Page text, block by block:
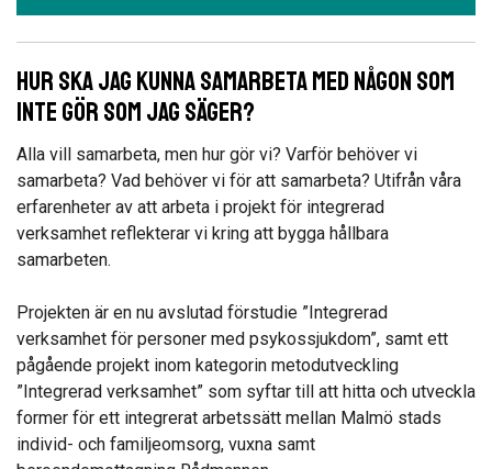
Hur ska jag kunna samarbeta med någon som
inte gör som jag säger?
Alla vill samarbeta, men hur gör vi? Varför behöver vi
samarbeta? Vad behöver vi för att samarbeta? Utifrån våra
erfarenheter av att arbeta i projekt för integrerad
verksamhet reflekterar vi kring att bygga hållbara
samarbeten.
Projekten är en nu avslutad förstudie ”Integrerad
verksamhet för personer med psykossjukdom”, samt ett
pågående projekt inom kategorin metodutveckling
”Integrerad verksamhet” som syftar till att hitta och utveckla
former för ett integrerat arbetssätt mellan Malmö stads
individ- och familjeomsorg, vuxna samt